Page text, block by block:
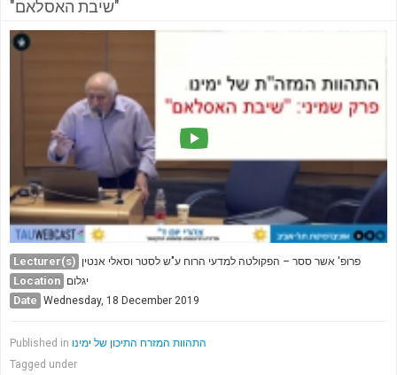
"שיבת האסלאם"
Lecturer(s) פרופ' אשר ססר – הפקולטה למדעי הרוח ע"ש לסטר וסאלי אנטין
Location יגלום
Date Wednesday, 18 December 2019
Published in התהוות המזרח התיכון של ימינו
Tagged under